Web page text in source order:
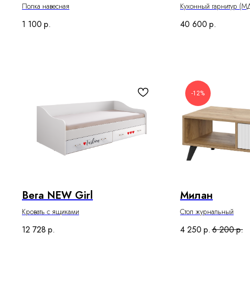
Полка навесная
1 100 р.
Кухонный гарнитур
40 600 р.
Вега NEW Girl
Кровать с ящиками
12 728 р.
-12%
Милан
Стол журнальный
4 250 р. 6 200р.